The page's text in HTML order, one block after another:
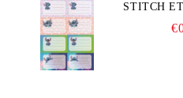
STITCH